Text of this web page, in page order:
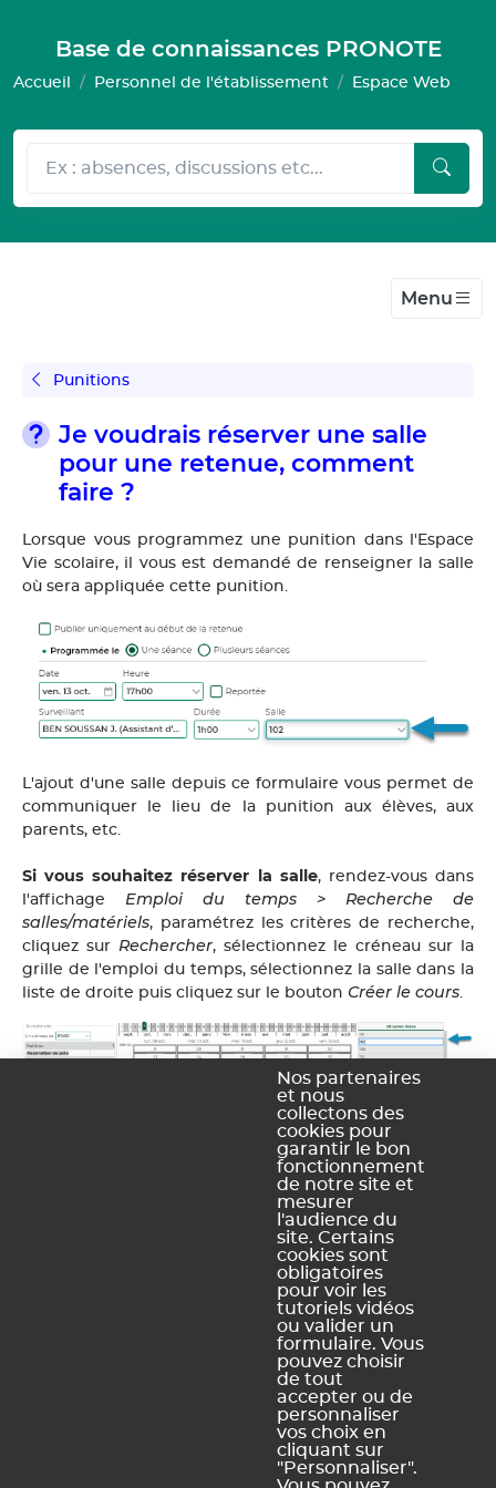
Base de connaissances PRONOTE
Accueil Personnel de l'établissement Espace Web
Menu
Punitions
Je voudrais réserver une salle
pour une retenue, comment
faire ?
Lorsque vous programmez une punition dans l'Espace
Vie scolaire, il vous est demandé de renseigner la salle
où sera appliquée cette punition.
L'ajout d'une salle depuis ce formulaire vous permet de
communiquer le lieu de la punition aux élèves, aux
parents, etc.
Si vous souhaitez réserver la salle, rendez-vous dans
l'affichage Emploi du temps > Recherche de
salles/matériels, paramétrez les critères de recherche,
cliquez sur Rechercher, sélectionnez le créneau sur la
grille de l'emploi du temps, sélectionnez la salle dans la
liste de droite puis cliquez sur le bouton Créer le cours
Ce contenu vous a été utile ?
Pas vraiment
https://docs.index-education.com/docs_fr/fr-pronote-
support-fiche-876-3800-je-voudrais-reserver-une-salle-
pour-une-retenue-comment-faire.php
Nos partenaires
et nous
collectons des
cookies pour
garantir le bon
fonctionnement
de notre site et
mesurer
l'audience du
site. Certains
cookies sont
obligatoires
pour voir les
tutoriels vidéos
ou valider un
formulaire. Vous
pouvez choisir
de tout
accepter ou de
personnaliser
vos choix en
cliquant sur
"Personnaliser".